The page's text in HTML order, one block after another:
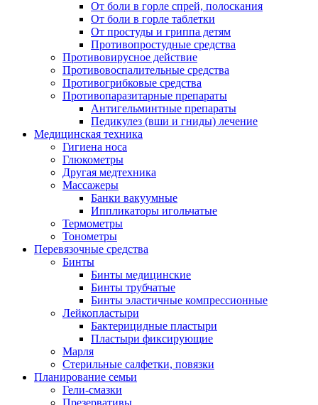
От боли в горле спрей, полоскания
От боли в горле таблетки
От простуды и гриппа детям
Противопростудные средства
Противовирусное действие
Противовоспалительные средства
Противогрибковые средства
Противопаразитарные препараты
Антигельминтные препараты
Педикулез (вши и гниды) лечение
Медицинская техника
Гигиена носа
Глюкометры
Другая медтехника
Массажеры
Банки вакуумные
Иппликаторы игольчатые
Термометры
Тонометры
Перевязочные средства
Бинты
Бинты медицинские
Бинты трубчатые
Бинты эластичные компрессионные
Лейкопластыри
Бактерицидные пластыри
Пластыри фиксирующие
Марля
Стерильные салфетки, повязки
Планирование семьи
Гели-смазки
Презервативы